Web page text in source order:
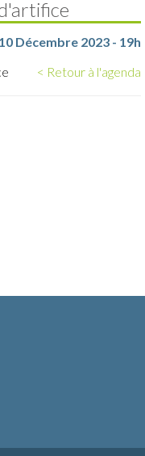
Décembre 2023 - 19h
< Retour à l'agenda